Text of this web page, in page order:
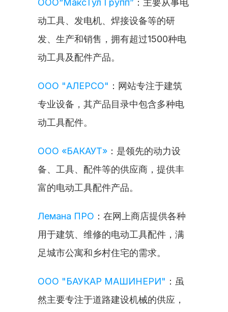
ООО“МаксТул Групп” ：主要从事电
动工具、发电机、焊接设备等的研
发、生产和销售，拥有超过1500种电
动工具及配件产品。
ООО "АЛЕРСО" ：网站专注于建筑
专业设备，其产品目录中包含多种电
动工具配件。
ООО «БАКАУТ» ：是领先的动力设
备、工具、配件等的供应商，提供丰
富的电动工具配件产品。
Лемана ПРО ：在网上商店提供各种
用于建筑、维修的电动工具配件，满
足城市公寓和乡村住宅的需求。
ООО "БАУКАР МАШИНЕРИ" ：虽
然主要专注于道路建设机械的供应，